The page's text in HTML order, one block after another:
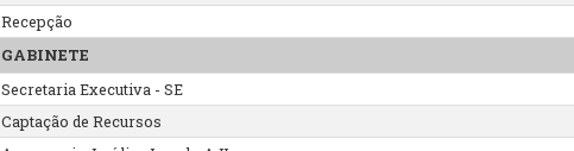
Recepção
GABINETE
Secretaria Executiva - SE
Captação de Recursos